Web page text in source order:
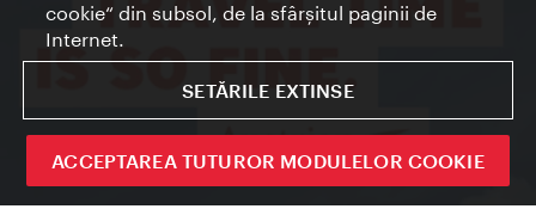
cookie“ din subsol, de la sfârşitul paginii de
Internet.
SETĂRILE EXTINSE
ACCEPTAREA TUTUROR MODULELOR COOKIE